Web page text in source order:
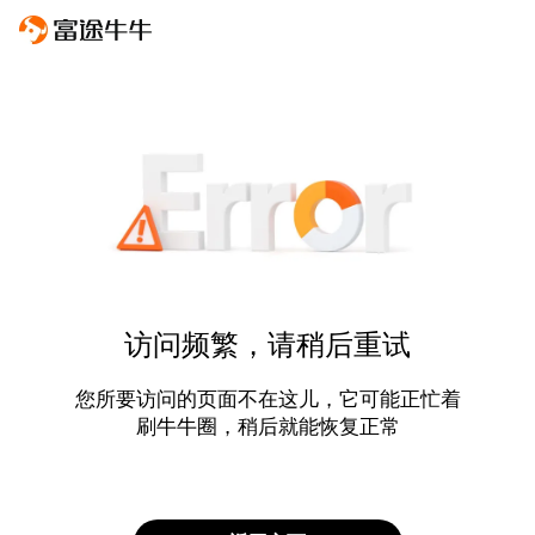
访问频繁，请稍后重试
您所要访问的页面不在这儿，它可能正忙着
刷牛牛圈，稍后就能恢复正常